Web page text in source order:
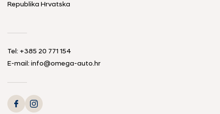
Republika Hrvatska
Tel: +385 20 771 154
E-mail: info@omega-auto.hr